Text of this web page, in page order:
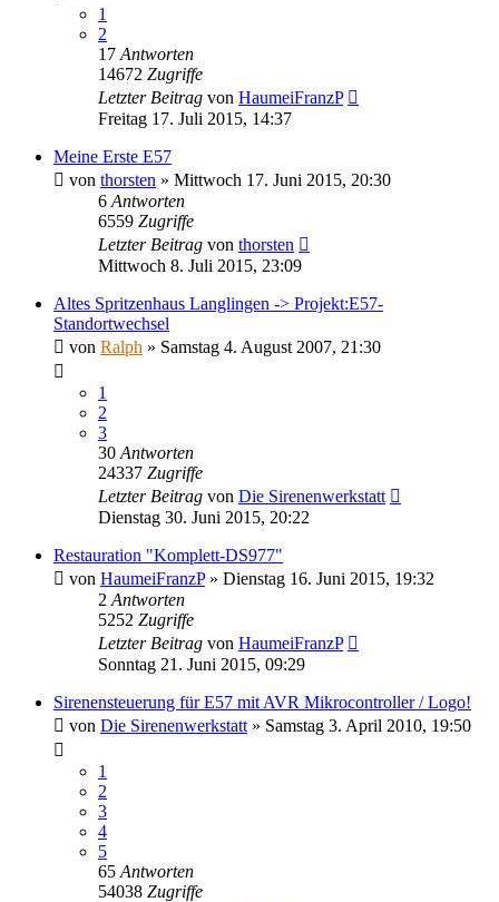
1
2
17 Antworten
14672 Zugriffe
Letzter Beitrag von HaumeiFranzP
Freitag 17. Juli 2015, 14:37
Meine Erste E57
von thorsten » Mittwoch 17. Juni 2015, 20:30
6 Antworten
6559 Zugriffe
Letzter Beitrag von thorsten
Mittwoch 8. Juli 2015, 23:09
Altes Spritzenhaus Langlingen -> Projekt:E57-
Standortwechsel
von Ralph » Samstag 4. August 2007, 21:30
1
2
3
30 Antworten
24337 Zugriffe
Letzter Beitrag von Die Sirenenwerkstatt
Dienstag 30. Juni 2015, 20:22
Restauration "Komplett-DS977"
von HaumeiFranzP» Dienstag 16. Juni 2015, 19:32
2 Antworten
5252 Zugriffe
Letzter Beitrag von HaumeiFranzP
Sonntag 21. Juni 2015, 09:29
Sirenensteuerung für E57 mit AVR Mikrocontroller / Logo!
von Die Sirenenwerkstatt » Samstag 3. April 2010, 19:50
1
2
3
4
5
65 Antworten
54038 Zugriffe